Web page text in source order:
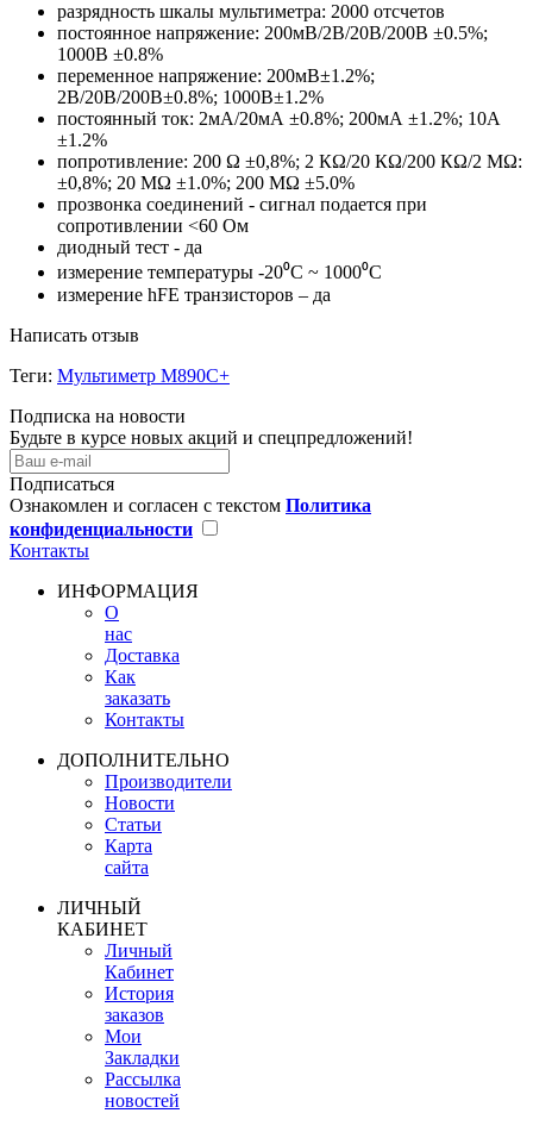
разрядность шкалы мультиметра: 2000 отсчетов
постоянное напряжение: 200мВ/2В/20В/200В ±0.5%;
1000В ±0.8%
переменное напряжение: 200мВ±1.2%;
2В/20В/200В±0.8%; 1000В±1.2%
постоянный ток: 2мА/20мА ±0.8%; 200мА ±1.2%; 10А
±1.2%
попротивление: 200 Ω ±0,8%; 2 КΩ/20 КΩ/200 КΩ/2 МΩ:
±0,8%; 20 МΩ ±1.0%; 200 МΩ ±5.0%
прозвонка соединений - сигнал подается при
сопротивлении <60 Ом
диодный тест - да
измерение температуры -20⁰С ~ 1000⁰С
измерение hFE транзисторов – да
Написать отзыв
Теги: Мультиметр M890C+
Подписка на новости
Будьте в курсе новых акций и спецпредложений!
Подписаться
Ознакомлен и согласен с текстом Политика
конфиденциальности
Контакты
ИНФОРМАЦИЯ
О
нас
Доставка
Как
заказать
Контакты
ДОПОЛНИТЕЛЬНО
Производители
Новости
Статьи
Карта
сайта
ЛИЧНЫЙ
КАБИНЕТ
Личный
Кабинет
История
заказов
Мои
Закладки
Рассылка
новостей